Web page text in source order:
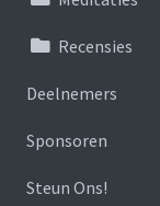
Recensies
Deelnemers
Sponsoren
Steun Ons!